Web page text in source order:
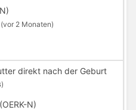
(vor 2 Monaten)
direkt nach der Geburt
N)